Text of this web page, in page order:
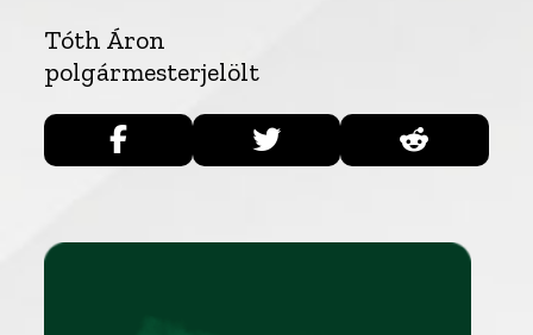
Tóth Áron
polgármesterjelölt